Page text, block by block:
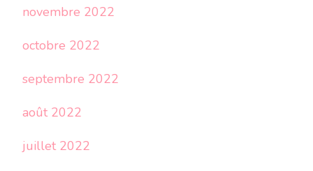
novembre 2022
octobre 2022
septembre 2022
août 2022
juillet 2022